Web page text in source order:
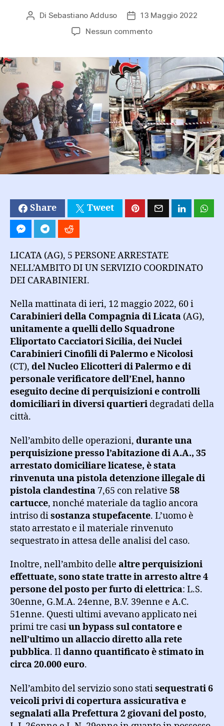
Autore
Di Sebastiano Adduso
Data13 Maggio 2022
Nessun commentosu
ai
domiciliari:
per
detenzione
armi
e
cartucce;
allaccio
abusivo
alla
pubblica
Share Tweet
LICATA (AG), 5 PERSONE ARRESTATE
NELL’AMBITO DI UN SERVIZIO COORDINATO
DEI CARABINIERI.
Nella mattinata di ieri, 12 maggio 2022, 60 i
Carabinieri della Compagnia di Licata (AG),
unitamente a quelli dello Squadrone
Eliportato Cacciatori Sicilia, dei Nuclei
Carabinieri Cinofili di Palermo e Nicolosi
(CT), del Nucleo Elicotteri di Palermo e di
personale verificatore dell’Enel, hanno
eseguito decine di perquisizioni e controlli
domiciliari in diversi quartieri degradati della
città.
Nell’ambito delle operazioni, durante una
perquisizione presso l’abitazione di A.A., 35
arrestato domiciliare licatese, è stata
rinvenuta una pistola detenzione illegale di
pistola clandestina 7,65 con relative 58
cartucce, nonché materiale da taglio ancora
intriso disostanza stupefacente. L’uomo è
stato arrestato e il materiale rinvenuto
sequestrato in attesa delle analisi del caso.
Inoltre, nell’ambito delle altre perquisizioni
effettuate, sono state tratte in arresto altre 4
persone del posto per furto di elettrica: L.S.
30enne, G.M.A. 24enne, B.V. 39enne e A.C.
51enne. Questi ultimi avevano applicato nei
primi tre casiun bypass sul contatore e
nell’ultimo un allaccio diretto alla rete
pubblica. Ildanno quantificato è stimato in
circa 20.000 euro.
Nell’ambito del servizio sono statisequestrati 6
veicoli privi di copertura assicurativa e
segnalati alla Prefettura 2 giovani del posto,